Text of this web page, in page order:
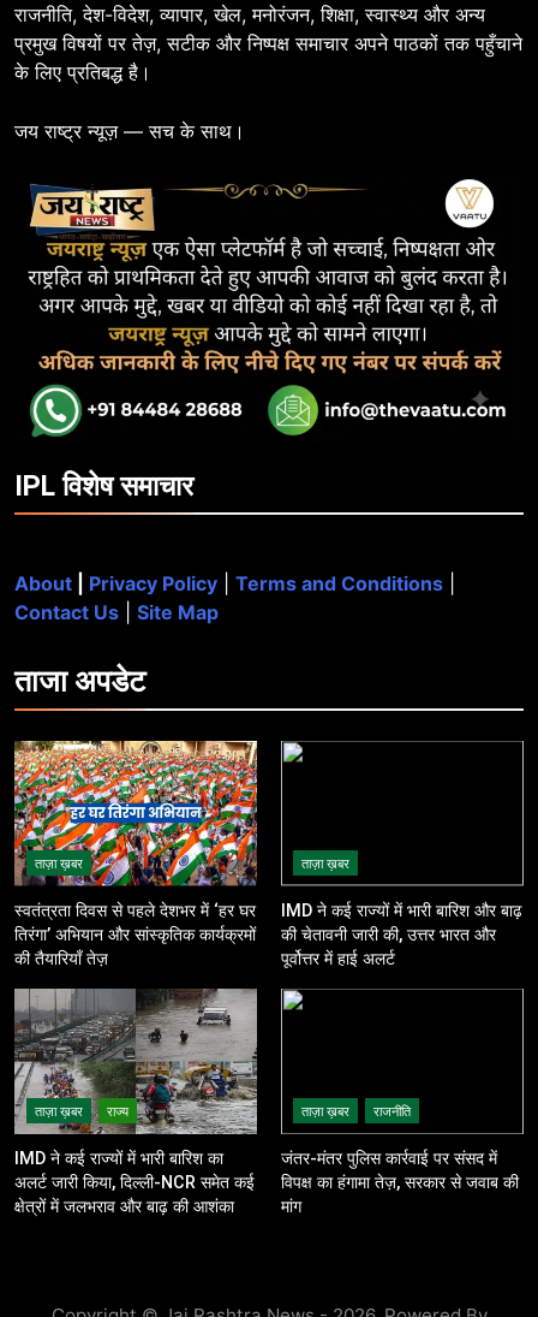
राजनीति, देश-विदेश, व्यापार, खेल, मनोरंजन, शिक्षा, स्वास्थ्य और अन्य
प्रमुख विषयों पर तेज़, सटीक और निष्पक्ष समाचार अपने पाठकों तक पहुँचाने
के लिए प्रतिबद्ध है।
जय राष्ट्र न्यूज़ — सच के साथ।
IPL विशेष समाचार
About Privacy Policy Terms and Conditions
Contact Us
Site Map
ताजाअपडेट
ताज़ा ख़बर
स्वतंत्रता दिवस से पहले देशभर में ‘हर घर
तिरंगा’ अभियान और सांस्कृतिक कार्यक्रमों
की तैयारियाँ तेज़
ताज़ा ख़बर
IMD ने कई राज्यों में भारी बारिश और बाढ़
की चेतावनी जारी की, उत्तर भारत और
पूर्वोत्तर में हाई अलर्ट
ताज़ा ख़बर राज्य
IMD ने कई राज्यों में भारी बारिश का
अलर्ट जारी किया, दिल्ली-NCR समेत कई
क्षेत्रों में जलभराव और बाढ़ की आशंका
ताज़ा ख़बर राजनीति
जंतर-मंतर पुलिस कार्रवाई पर संसद में
विपक्ष का हंगामा तेज़, सरकार से जवाब की
मांग